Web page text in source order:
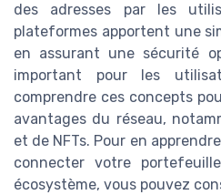
des adresses par les
plateformes apportent une
en assurant une sécurité
important pour les
comprendre ces concepts
avantages du réseau,
et de NFTs. Pour en
connecter votre
écosystème, vous pouvez